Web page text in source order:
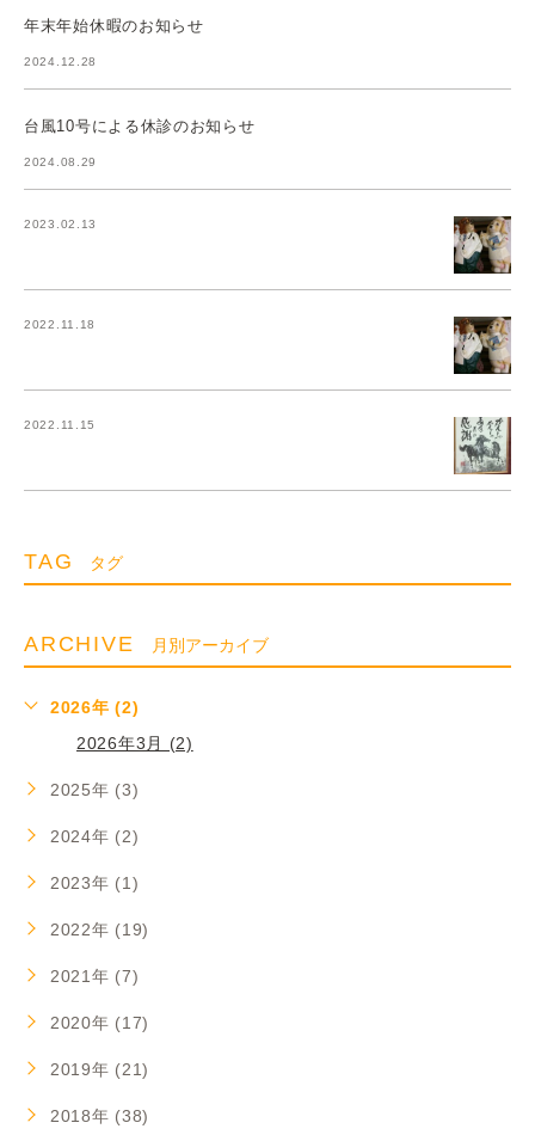
年末年始休暇のお知らせ
2024.12.28
台風10号による休診のお知らせ
2024.08.29
2023.02.13
2022.11.18
2022.11.15
TAG タグ
ARCHIVE 月別アーカイブ
2026年 (2)
2026年3月 (2)
2025年 (3)
2024年 (2)
2023年 (1)
2022年 (19)
2021年 (7)
2020年 (17)
2019年 (21)
2018年 (38)